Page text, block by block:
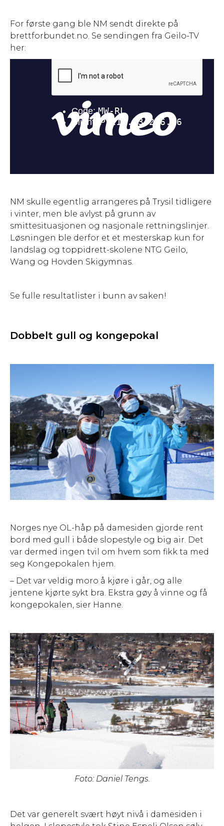
For første gang ble NM sendt direkte på
brettforbundet.no. Se sendingen fra Geilo-TV
her:
NM skulle egentlig arrangeres på Trysil tidligere
i vinter, men ble avlyst på grunn av
smittesituasjonen og nasjonale rettningslinjer.
Løsningen ble derfor et et mesterskap kun for
landslag og toppidrett-skolene NTG Geilo,
Wang og Hovden Skigymnas.
Se fulle resultatlister i bunn av saken!
Dobbelt gull og kongepokal
Norges nye OL-håp på damesiden gjorde rent
bord med gull i både slopestyle og big air. Det
var dermed ingen tvil om hvem som fikk ta med
seg Kongepokalen hjem.
– Det var veldig moro å kjøre i går, og alle
jentene kjørte sykt bra. Ekstra gøy å vinne og få
kongepokalen, sier Hanne.
Foto: Daniel Tengs.
Det var generelt svært høyt nivå i damesiden i